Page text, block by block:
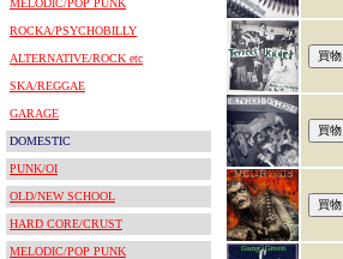
MELODIC/POP PUNK
ROCKA/PSYCHOBILLY
ALTERNATIVE/ROCK etc
SKA/REGGAE
GARAGE
DOMESTIC
PUNK/OI
OLD/NEW SCHOOL
HARD CORE/CRUST
MELODIC/POP PUNK